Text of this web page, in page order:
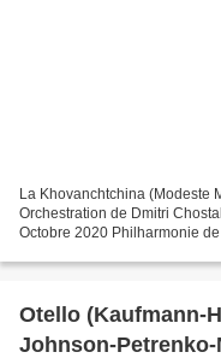
La Khovanchtchina (Modeste
Orchestration de Dmitri
Octobre 2020 Philharmonie
Otello (Kaufmann-
Johnson-